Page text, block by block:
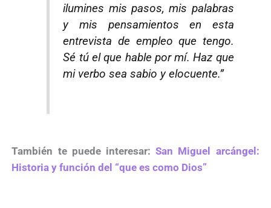
ilumines mis pasos, mis palabras
y mis pensamientos en esta
entrevista de empleo que tengo.
Sé tú el que hable por mí. Haz que
mi verbo sea sabio y elocuente.”
También te puede interesar:San Miguel arcángel:
Historia y función del “que es como Dios”